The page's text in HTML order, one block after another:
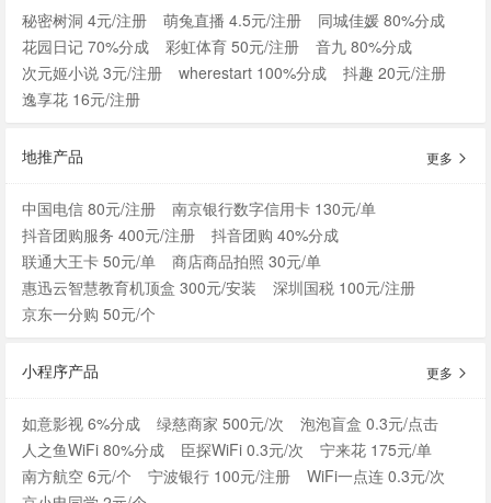
秘密树洞 4元/注册 萌兔直播 4.5元/注册
同城佳媛 80%分成
花园日记 70%分成
彩虹体育 50元/注册
音九 80%分成
次元姬小说 3元/注册
wherestart 100%分成
抖趣 20元/注册
逸享花 16元/注册
地推产品 更多
中国电信 80元/注册
南京银行数字信用卡 130元/单
抖音团购服务 400元/注册
抖音团购 40%分成
联通大王卡 50元/单
商店商品拍照 30元/单
惠迅云智慧教育机顶盒 300元/安装
深圳国税 100元/注册
京东一分购 50元/个
小程序产品 更多
如意影视 6%分成 绿慈商家 500元/次
泡泡盲盒 0.3元/点击
人之鱼WiFi 80%分成
臣探WiFi 0.3元/次
宁来花 175元/单
南方航空 6元/个
宁波银行 100元/注册
WiFi一点连 0.3元/次